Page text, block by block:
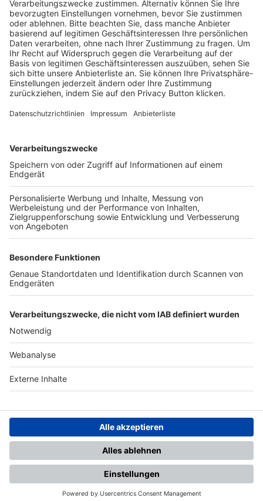
Schulungsangebot Vereinsmitarbeiter
BFV-Geschäftsstellen
Trainerbörse
Login SpielPlus
FOLGE DEM BFV
TOP-VEREINE
TOP-PARTNER
Nutzungsbedingungen Datenschutz Impressum